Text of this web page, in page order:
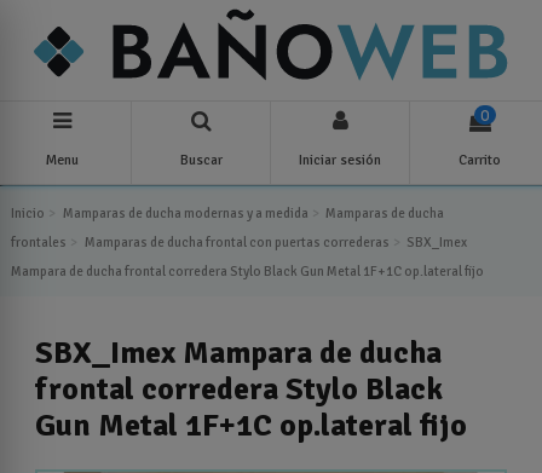
Menu Buscar Iniciar sesión
0
Carrito
Inicio Mamparas de ducha modernas y a medida
Mamparas de ducha
frontales
Mamparas de ducha frontal con puertas correderas
SBX_Imex
Mampara de ducha frontal corredera Stylo Black Gun Metal 1F+1C op.lateral fijo
SBX_Imex Mampara de ducha
frontal corredera Stylo Black
Gun Metal 1F+1C op.lateral fijo